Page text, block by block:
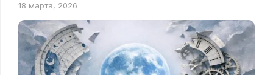
18 марта, 2026